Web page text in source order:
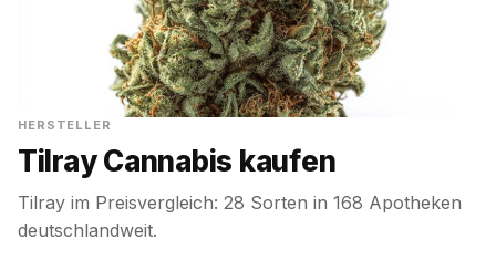
HERSTELLER
Tilray Cannabis kaufen
Tilray im Preisvergleich: 28 Sorten in 168 Apotheken
deutschlandweit.